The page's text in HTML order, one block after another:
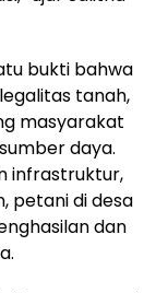
bukti bahwa
tanah,
masyarakat
daya.
infrastruktur,
petani di desa
dan